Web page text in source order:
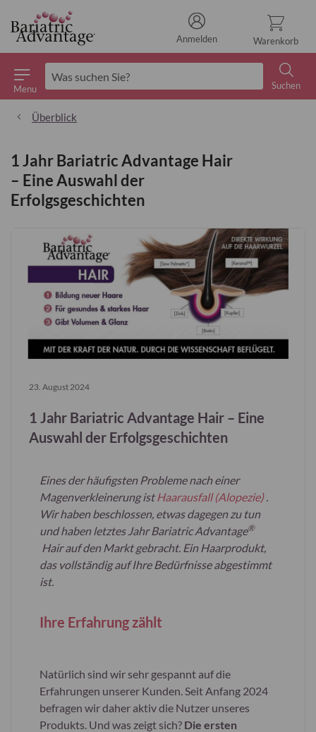
Menu
Suchen
Warenkorb
Anmelden
Überblick
1 Jahr Bariatric Advantage Hair
– Eine Auswahl der
Erfolgsgeschichten
23. August 2024
1 Jahr Bariatric Advantage Hair – Eine
Auswahl der Erfolgsgeschichten
Eines der häufigsten Probleme nach einer
Magenverkleinerung ist Haarausfall (Alopezie) .
Wir haben beschlossen, etwas dagegen zu tun
und haben letztes Jahr Bariatric Advantage®
Hair auf den Markt gebracht. Ein Haarprodukt,
das vollständig auf Ihre Bedürfnisse abgestimmt
ist.
Ihre Erfahrung zählt
Natürlich sind wir sehr gespannt auf die
Erfahrungen unserer Kunden. Seit Anfang 2024
befragen wir daher aktiv die Nutzer unseres
Produkts. Und was zeigt sich? Die ersten